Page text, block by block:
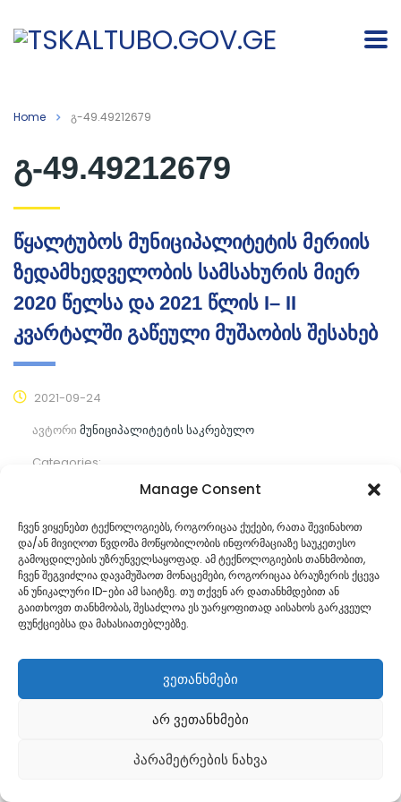
Manage Consent
ჩვენ ვიყენებთ ტექნოლოგიებს, როგორიცაა ქუქები, რათა შევინახოთ
და/ან მივიღოთ წვდომა მოწყობილობის ინფორმაციაზე საუკეთესო
გამოცდილების უზრუნველსაყოფად. ამ ტექნოლოგიების თანხმობით,
ჩვენ შეგვიძლია დავამუშაოთ მონაცემები, როგორიცაა ბრაუზერის ქცევა
ან უნიკალური ID-ები ამ საიტზე. თუ თქვენ არ დათანხმდებით ან
გაითხოვთ თანხმობას, შესაძლოა ეს უარყოფითად აისახოს გარკვეულ
ფუნქციებსა და მახასიათებლებზე.
ვეთანხმები
არ ვეთანხმები
პარამეტრების ნახვა
Home გ-49.49212679
გ-49.49212679
წყალტუბოს მუნიციპალიტეტის მერიის
ზედამხედველობის სამსახურის მიერ
2020 წელსა და 2021 წლის I– II
კვარტალში გაწეული მუშაობის შესახებ
2021-09-24
ავტორი მუნიციპალიტეტის საკრებულო
Categories:
კომენტარები ჯერ არ არის
ᲒᲐᲜᲐᲒᲠᲫᲔ ᲙᲘᲗᲮᲕᲐ
Georgian